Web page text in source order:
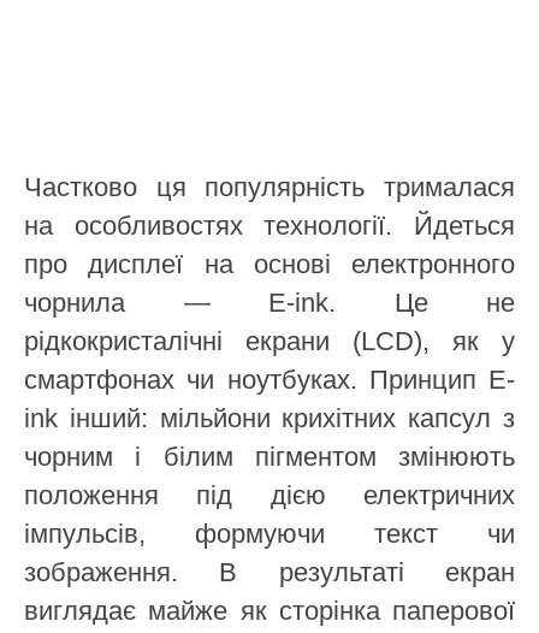
Частково ця популярність трималася
на особливостях технології. Йдеться
про дисплеї на основі електронного
чорнила — E-ink. Це не
рідкокристалічні екрани (LCD), як у
смартфонах чи ноутбуках. Принцип E-
ink інший: мільйони крихітних капсул з
чорним і білим пігментом змінюють
положення під дією електричних
імпульсів, формуючи текст чи
зображення. В результаті екран
виглядає майже як сторінка паперової